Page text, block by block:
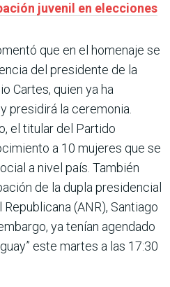
juvenil en elecciones
que en el homenaje se
del presidente de la
Cartes, quien ya ha
presidirá la ceremonia.
el titular del Partido
a 10 mujeres que se
a nivel país. También
de la dupla presidencial
(ANR), Santiago
ya tenían agendado
este martes a las 17:30